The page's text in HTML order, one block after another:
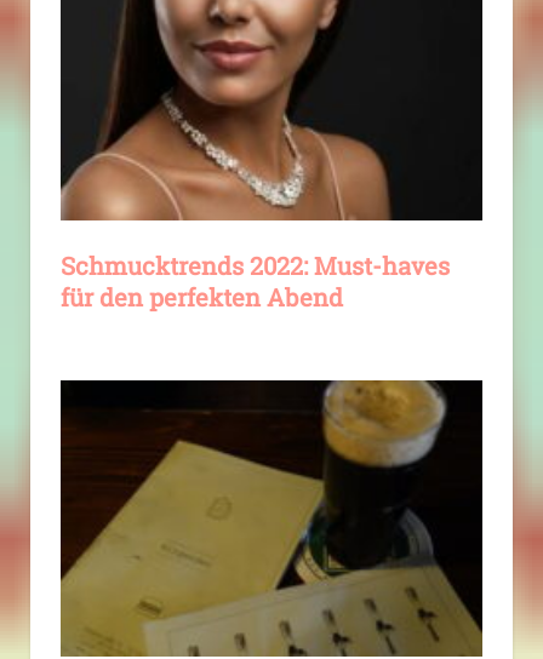
Schmucktrends 2022: Must-haves
für den perfekten Abend